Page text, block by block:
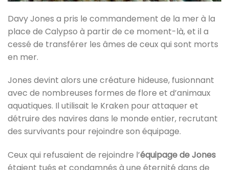
Davy Jones a pris le commandement de la mer à la
place de Calypso à partir de ce moment-là, et il a
cessé de transférer les âmes de ceux qui sont morts
en mer.
Jones devint alors une créature hideuse, fusionnant
avec de nombreuses formes de flore et d’animaux
aquatiques. Il utilisait le Kraken pour attaquer et
détruire des navires dans le monde entier, recrutant
des survivants pour rejoindre son équipage.
Ceux qui refusaient de rejoindre l’équipage de Jones